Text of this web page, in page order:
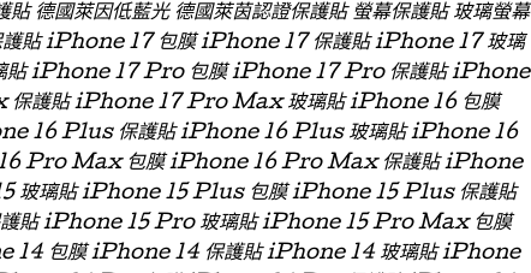
德國萊因低藍光 德國萊茵認證保護貼 螢幕保護貼 玻璃螢幕
保護貼 iPhone 17 包膜 iPhone 17 保護貼 iPhone 17 玻璃
iPhone 17 Pro 包膜 iPhone 17 Pro 保護貼 iPhone
護貼 iPhone 17 Pro Max 玻璃貼 iPhone 16 包膜
16 Plus 保護貼 iPhone 16 Plus 玻璃貼 iPhone 16
Pro Max 包膜 iPhone 16 Pro Max 保護貼 iPhone
玻璃貼 iPhone 15 Plus 包膜 iPhone 15 Plus 保護貼
貼 iPhone 15 Pro 玻璃貼 iPhone 15 Pro Max 包膜
包膜 iPhone 14 保護貼 iPhone 14 玻璃貼 iPhone